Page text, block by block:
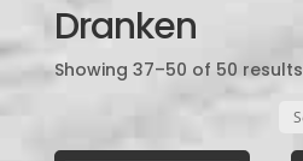
Dranken
Showing 37–50 of 50 results